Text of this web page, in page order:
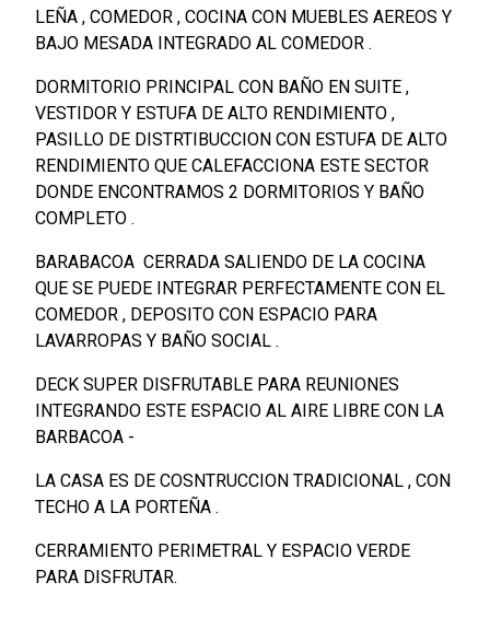
LEÑA , COMEDOR , COCINA CON MUEBLES AEREOS Y
BAJO MESADA INTEGRADO AL COMEDOR .
DORMITORIO PRINCIPAL CON BAÑO EN SUITE ,
VESTIDOR Y ESTUFA DE ALTO RENDIMIENTO ,
PASILLO DE DISTRTIBUCCION CON ESTUFA DE ALTO
RENDIMIENTO QUE CALEFACCIONA ESTE SECTOR
DONDE ENCONTRAMOS 2 DORMITORIOS Y BAÑO
COMPLETO .
BARABACOA CERRADA SALIENDO DE LA COCINA
QUE SE PUEDE INTEGRAR PERFECTAMENTE CON EL
COMEDOR , DEPOSITO CON ESPACIO PARA
LAVARROPAS Y BAÑO SOCIAL .
DECK SUPER DISFRUTABLE PARA REUNIONES
INTEGRANDO ESTE ESPACIO AL AIRE LIBRE CON LA
BARBACOA -
LA CASA ES DE COSNTRUCCION TRADICIONAL , CON
TECHO A LA PORTEÑA .
CERRAMIENTO PERIMETRAL Y ESPACIO VERDE
PARA DISFRUTAR.